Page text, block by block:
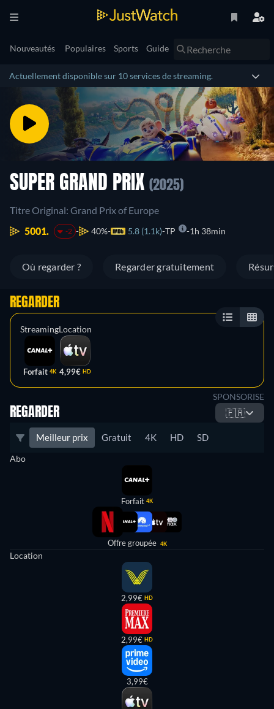
Nouveautés Populaires Sports Guide
Actuellement disponible sur 10 services de streaming.
SUPER GRAND PRIX (2025)
Titre Original: Grand Prix of Europe
5001.
-2 40% 5.8 (1.1k) TP 1h 38min
Où regarder ? Regarder gratuitement
REGARDER
Streaming
Forfait 4K
Location
4,99€ HD
SPONSORISE
REGARDER 🇫🇷
Meilleur prix Gratuit 4K HD SD
Abo
Forfait 4K
Offre groupée 4K
Location
2,99€ HD
2,99€ HD
3,99€